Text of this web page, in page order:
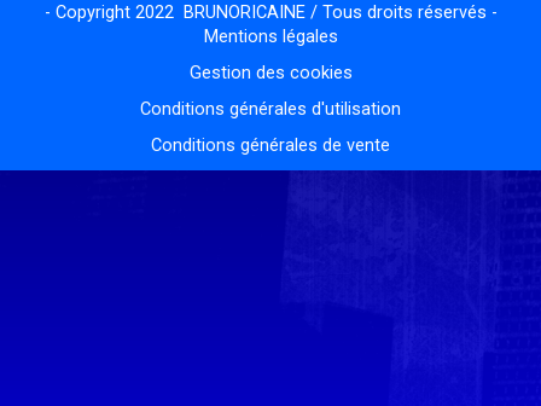
- Copyright 2022 BRUNORICAINE / Tous droits réservés -
Mentions légales
Gestion des cookies
Conditions générales d'utilisation
Conditions générales de vente